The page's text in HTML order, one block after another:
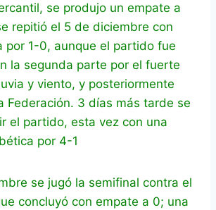
se produjo un empate a
repitió el 5 de diciembre con
por 1-0, aunque el partido fue
la segunda parte por el fuerte
y viento, y posteriormente
Federación. 3 días más tarde se
el partido, esta vez con una
por 4-1
se jugó la semifinal contra el
concluyó con empate a 0; una